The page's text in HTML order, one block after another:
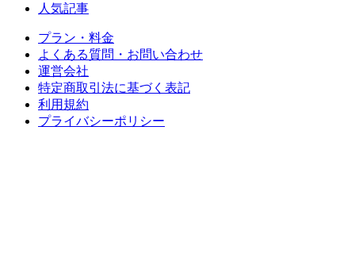
人気記事
プラン・料金
よくある質問・お問い合わせ
運営会社
特定商取引法に基づく表記
利用規約
プライバシーポリシー